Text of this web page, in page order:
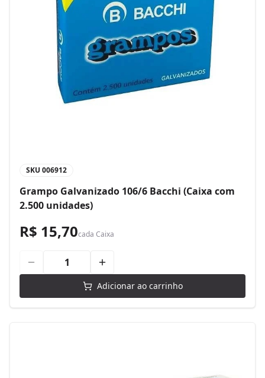
SKU 006912
Grampo Galvanizado 106/6 Bacchi (Caixa com
2.500 unidades)
R$ 15,70cada Caixa
Adicionar ao carrinho